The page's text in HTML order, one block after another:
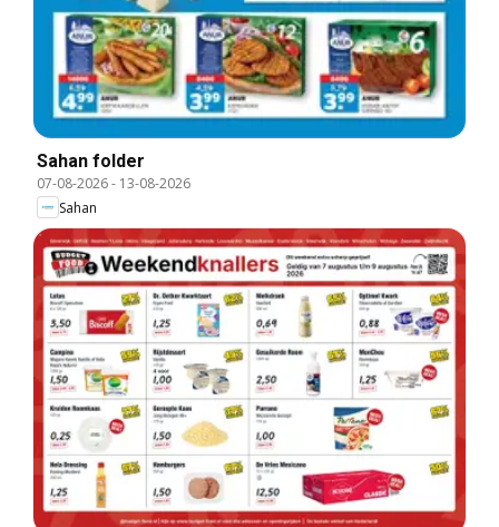
Sahan folder
07-08-2026- 13-08-2026
Sahan